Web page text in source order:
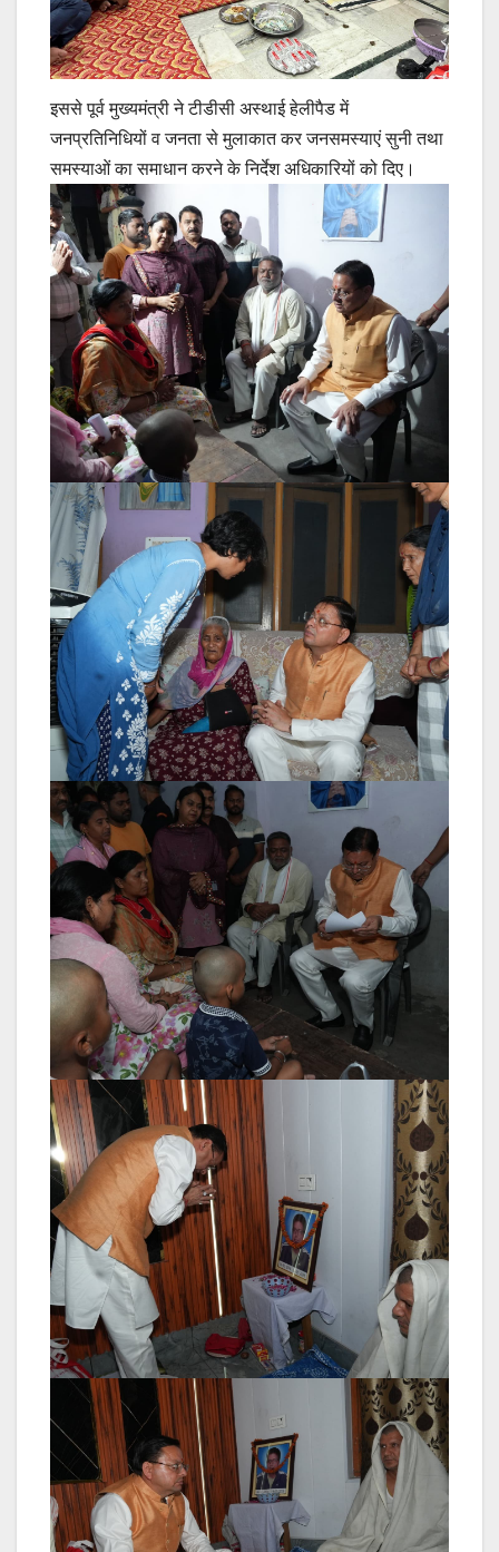
इससे पूर्व मुख्यमंत्री ने टीडीसी अस्थाई हेलीपैड में
जनप्रतिनिधियों व जनता से मुलाकात कर जनसमस्याएं सुनी तथा
समस्याओं का समाधान करने के निर्देश अधिकारियों को दिए।